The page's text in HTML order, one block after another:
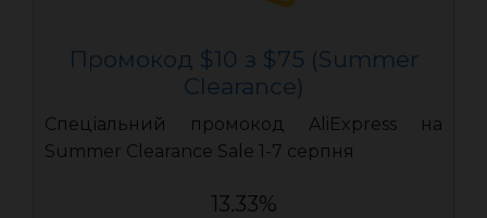
Промокод $10 з $75 (Summer
Clearance)
Спеціальний промокод AliExpress на
Summer Clearance Sale 1-7 серпня
13.33%